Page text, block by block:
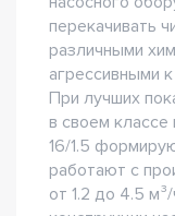
перекачивать
различными
агрессивными
При лучших
в своем
16/1.5
работают с
от 1.2 до 4.5